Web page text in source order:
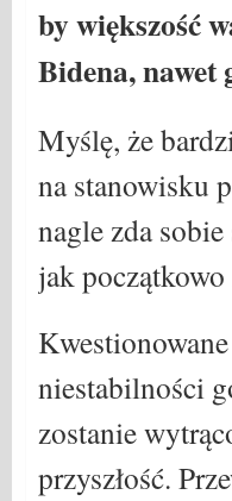
by większość
Bidena, nawet
Myślę, że
na stanowisku
nagle zda
jak początkowo
niestabilności
zostanie
przyszłość.